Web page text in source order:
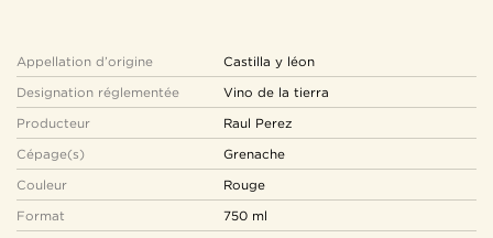
Appellation d’origine Castilla y léon
Designation réglementée Vino de la tierra
Producteur Raul Perez
Cépage(s) Grenache
Couleur Rouge
Format 750 ml